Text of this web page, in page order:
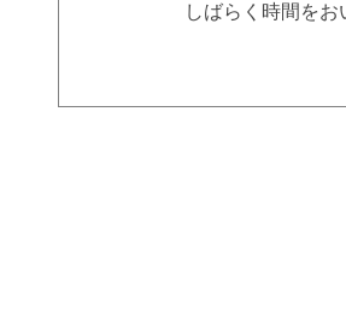
しばらく時間を